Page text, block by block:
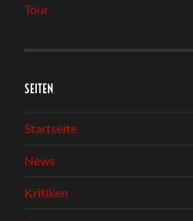
Tour
SEITEN
Startseite
News
Kritiken